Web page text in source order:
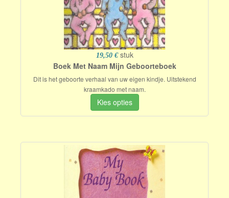
19,50 € stuk
Boek Met Naam Mijn Geboorteboek
Dit is het geboorte verhaal van uw eigen kindje. Uitstekend
kraamkado met naam.
Kies opties